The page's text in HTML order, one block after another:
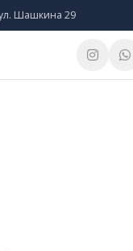
Шашкина 29